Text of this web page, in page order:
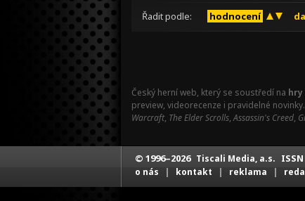
Řadit podle: hodnocení
Český herní web, který se soustředí na hry
preview, videorecenze i pravidelné
Warcraft, The Elder Scrolls,Assassin's Creed,
© 1996–2026 Tiscali Media, a.s. ISSN
o nás | kontakt | reklama |